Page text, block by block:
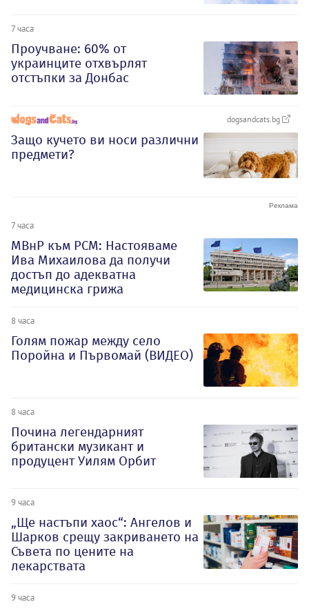
7 часа
Проучване: 60% от
украинците отхвърлят
отстъпки за Донбас
dogsandcats.bg
Защо кучето ви носи различни
предмети?
7 часа
МВнР към РСМ: Настояваме
Ива Михаилова да получи
достъп до адекватна
медицинска грижа
8 часа
Голям пожар между село
Поройна и Първомай (ВИДЕО)
8 часа
Почина легендарният
британски музикант и
продуцент Уилям Орбит
9 часа
„Ще настъпи хаос“: Ангелов и
Шарков срещу закриването на
Съвета по цените на
лекарствата
9 часа